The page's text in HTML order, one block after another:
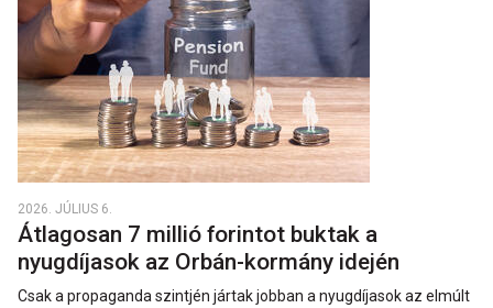
2026. JÚLIUS 6.
Átlagosan 7 millió forintot buktak a
nyugdíjasok az Orbán-kormány idején
Csak a propaganda szintjén jártak jobban a nyugdíjasok az elmúlt